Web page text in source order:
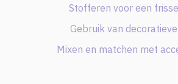
Stofferen voor een
Gebruik van
Mixen en matchen met